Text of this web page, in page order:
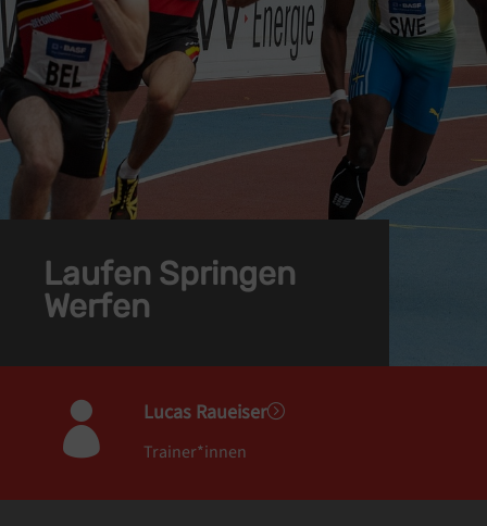
Laufen Springen
Werfen
 Lucas Raueiser=
Trainer*innen